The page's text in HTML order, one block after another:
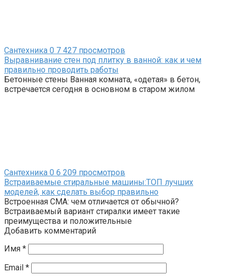
Сантехника 0 7 427 просмотров
Выравнивание стен под плитку в ванной: как и чем
правильно проводить работы
Бетонные стены Ванная комната, «одетая» в бетон,
встречается сегодня в основном в старом жилом
Сантехника 0 6 209 просмотров
Встраиваемые стиральные машины:ТОП лучших
моделей, как сделать выбор правильно
Встроенная СМА: чем отличается от обычной?
Встраиваемый вариант стиралки имеет такие
преимущества и положительные
Добавить комментарий
Имя *
Email *